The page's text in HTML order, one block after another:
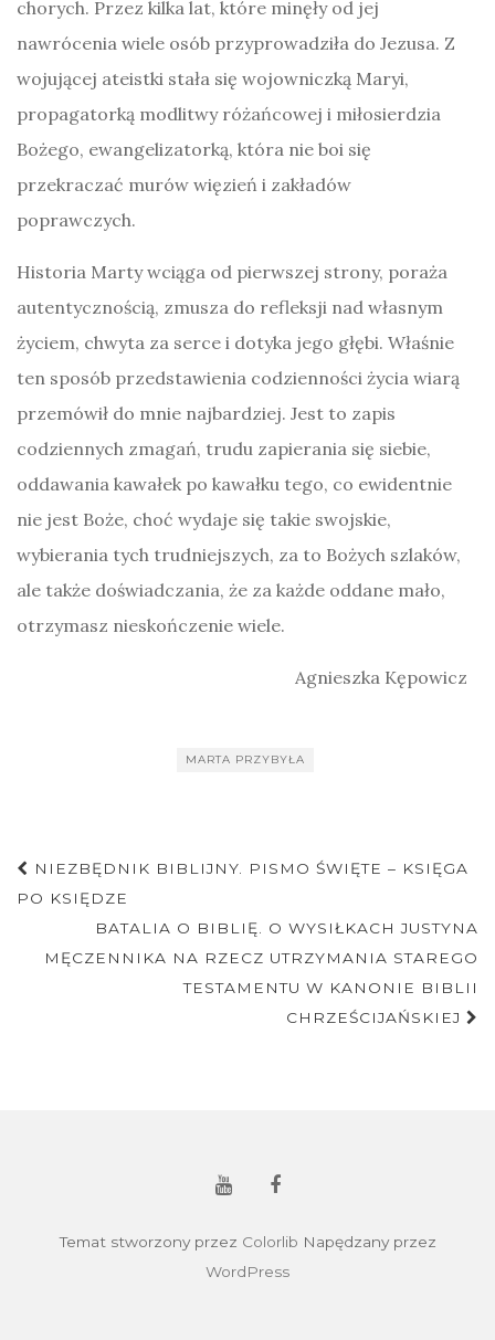
chorych. Przez kilka lat, które minęły od jej
nawrócenia wiele osób przyprowadziła do Jezusa. Z
wojującej ateistki stała się wojowniczką Maryi,
propagatorką modlitwy różańcowej i miłosierdzia
Bożego, ewangelizatorką, która nie boi się
przekraczać murów więzień i zakładów
poprawczych.
Historia Marty wciąga od pierwszej strony, poraża
autentycznością, zmusza do refleksji nad własnym
życiem, chwyta za serce i dotyka jego głębi. Właśnie
ten sposób przedstawienia codzienności życia wiarą
przemówił do mnie najbardziej. Jest to zapis
codziennych zmagań, trudu zapierania się siebie,
oddawania kawałek po kawałku tego, co ewidentnie
nie jest Boże, choć wydaje się takie swojskie,
wybierania tych trudniejszych, za to Bożych szlaków,
ale także doświadczania, że za każde oddane mało,
otrzymasz nieskończenie wiele.
Agnieszka Kępowicz
MARTA PRZYBYŁA
Nawigacja
postu
NIEZBĘDNIK BIBLIJNY. PISMO ŚWIĘTE – KSIĘGA
PO KSIĘDZE
BATALIA O BIBLIĘ. O WYSIŁKACH JUSTYNA
MĘCZENNIKA NA RZECZ UTRZYMANIA STAREGO
TESTAMENTU W KANONIE BIBLII
CHRZEŚCIJAŃSKIEJ
Temat stworzony przez Colorlib Napędzany przez
WordPress